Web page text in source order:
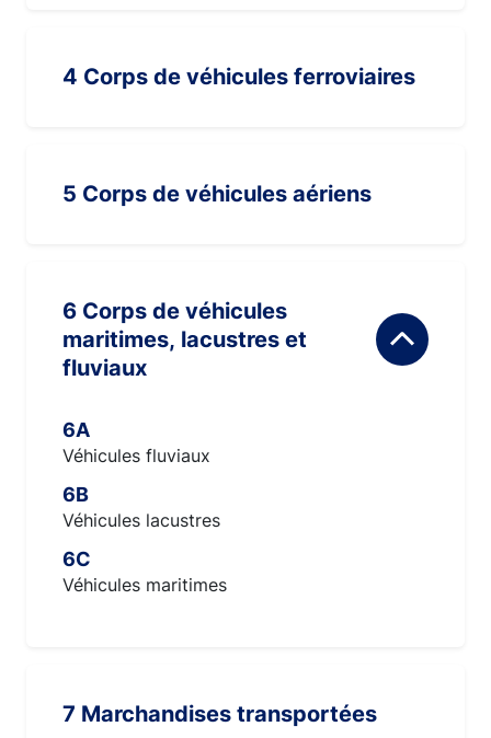
4 Corps de véhicules ferroviaires
5 Corps de véhicules aériens
6 Corps de véhicules
maritimes, lacustres et
fluviaux
6A
Véhicules fluviaux
6B
Véhicules lacustres
6C
Véhicules maritimes
7 Marchandises transportées